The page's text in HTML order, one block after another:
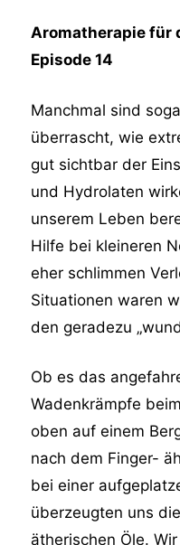
Aromatherapie für
Episode 14
Manchmal sind
überrascht, wie
gut sichtbar der
und Hydrolaten
unserem Leben
Hilfe bei kleineren
eher schlimmen
Situationen waren
den geradezu
Ob es das
Wadenkrämpfe
oben auf einem
nach dem Finger-
bei einer
überzeugten uns
ätherischen Öle.